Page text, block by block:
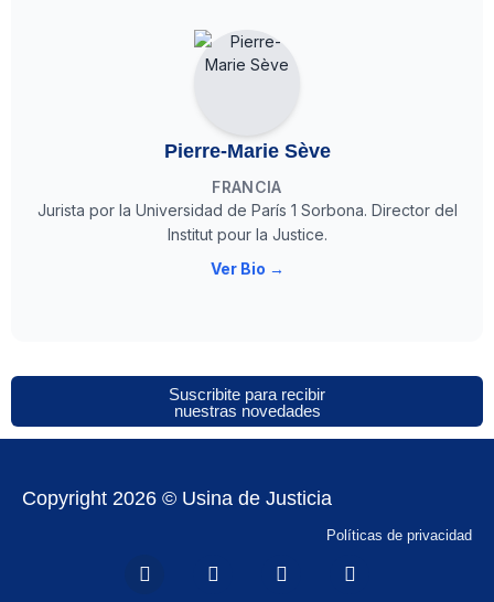
Pierre-Marie Sève
FRANCIA
Jurista por la Universidad de París 1 Sorbona. Director del
Institut pour la Justice.
Ver Bio →
Suscribite para recibir
nuestras novedades
Copyright 2026 © Usina de Justicia
Políticas de privacidad